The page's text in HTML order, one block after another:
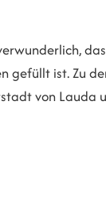
gefüllt ist. Zu
von Lauda